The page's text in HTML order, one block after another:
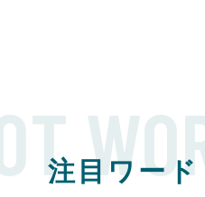
注目ワード